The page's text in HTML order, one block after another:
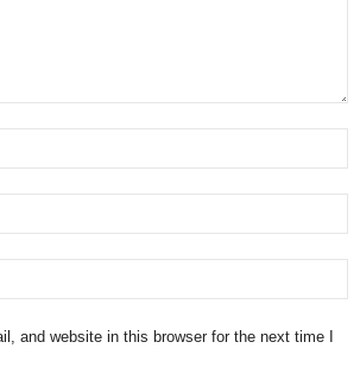
and website in this browser for the next time I